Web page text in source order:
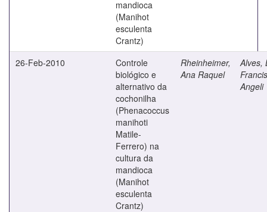
mandioca
(Manihot
esculenta
Crantz)
26-Feb-2010
Controle
biológico e
alternativo da
cochonilha
(Phenacoccus
manihoti
Matile-
Ferrero) na
cultura da
mandioca
(Manihot
esculenta
Crantz)
Rheinheimer,
Ana Raquel
Alves,
Angeli